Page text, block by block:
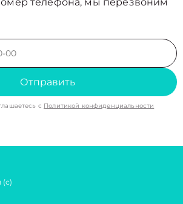
Отправить
с Политикой конфиденциальности